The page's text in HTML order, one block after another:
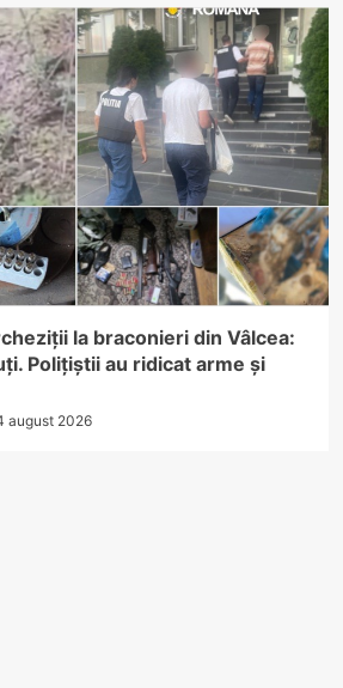
la braconieri din Vâlcea:
Polițiștii au ridicat arme și
august 2026